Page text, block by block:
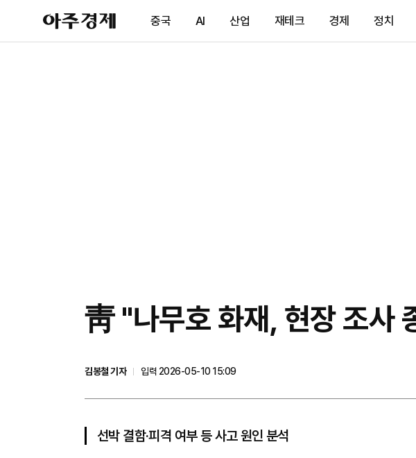
아
주
제
중국 AI 산업 재테크 경제 정치
靑 "나무호 화재, 현장 조사
김봉철 기자
입력 2026-05-10 15:09
선박 결함·피격 여부 등 사고 원인 분석